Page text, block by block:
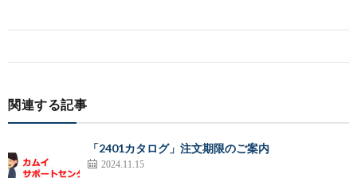
関連する記事
「2401カタログ」注文期限のご案内
2024.11.15